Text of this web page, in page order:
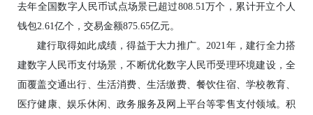
去年全国数字人民币试点场景已超过808.51万个，累计开立个人
钱包2.61亿个，交易金额875.65亿元。
建行取得如此成绩，得益于大力推广。2021年，建行全力搭
建数字人民币支付场景，不断优化数字人民币受理环境建设，全
面覆盖交通出行、生活消费、生活缴费、餐饮住宿、学校教育、
医疗健康、娱乐休闲、政务服务及网上平台等零售支付领域。积